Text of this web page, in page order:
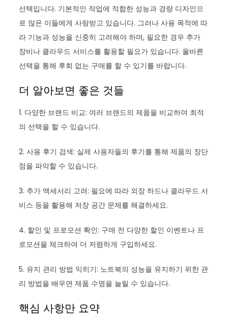
선택입니다. 기본적인 작업에 적합한 성능과 경량 디자인으
로 많은 이들에게 사랑받고 있습니다. 그러나 사용 목적에 따
라 기능과 성능을 신중히 고려해야 하며, 필요한 경우 추가
장비나 클라우드 서비스를 활용할 필요가 있습니다. 올바른
선택을 통해 후회 없는 구매를 할 수 있기를 바랍니다.
더 알아보면 좋은 것들
1. 다양한 브랜드 비교: 여러 브랜드의 제품을 비교하여 최적
의 선택을 할 수 있습니다.
2. 사용 후기 검색: 실제 사용자들의 후기를 통해 제품의 장단
점을 파악할 수 있습니다.
3. 추가 액세서리 고려: 필요에 따라 외장 하드나 클라우드 서
비스 등을 활용해 저장 공간 문제를 해결하세요.
4. 할인 및 프로모션 확인: 구매 전 다양한 할인 이벤트나 프
로모션을 체크하여 더 저렴하게 구입하세요.
5. 유지 관리 방법 익히기: 노트북의 성능을 유지하기 위한 관
리 방법을 배우면 제품 수명을 늘릴 수 있습니다.
핵심 사항만 요약